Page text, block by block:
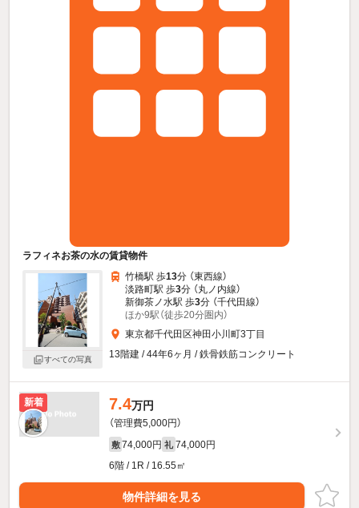
ラフィネお茶の水の賃貸物件
すべての写真
竹橋駅 歩13分 （東西線）
淡路町駅 歩3分 （丸ノ内線）
新御茶ノ水駅 歩3分 （千代田線）
ほか9駅（徒歩20分圏内）
東京都千代田区神田小川町3丁目
13階建 / 44年6ヶ月 / 鉄骨鉄筋コンクリート
新着 7.4万円
（管理費5,000円）
敷 74,000円 礼 74,000円
6階 / 1R / 16.55㎡
物件詳細を見る